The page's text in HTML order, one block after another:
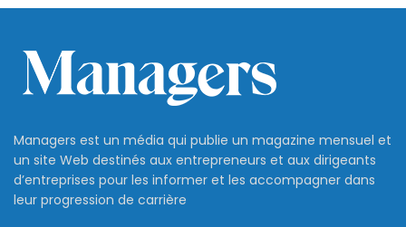
Managers est un média qui publie un magazine mensuel et
un site Web destinés aux entrepreneurs et aux dirigeants
d’entreprises pour les informer et les accompagner dans
leur progression de carrière